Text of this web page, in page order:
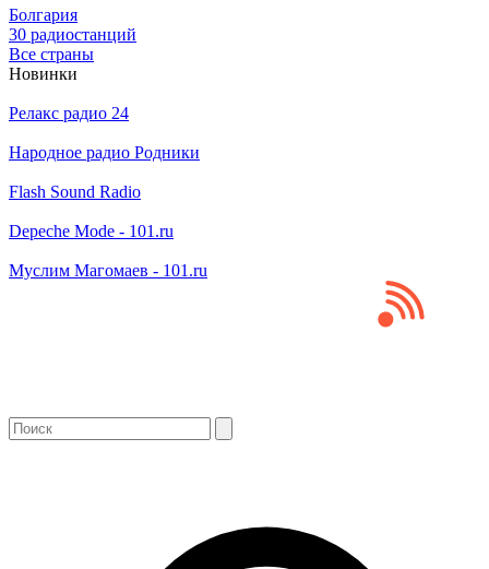
Болгария
30 радиостанций
Все страны
Новинки
Релакс радио 24
Народное радио Родники
Flash Sound Radio
Depeche Mode - 101.ru
Муслим Магомаев - 101.ru